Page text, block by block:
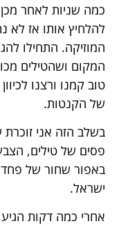
כמה שניות לאחר
להלחיץ אותו אז
המוזיקה. התחילו
המקום ושהטילים
טוב קמנו ורצנו
של הקנטות.
בשלב הזה אני זוכרת
פסים של טילים,
באפור שחור של פחד.
ישראל.
אחרי כמה דקות